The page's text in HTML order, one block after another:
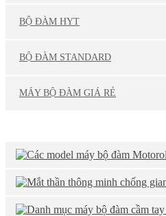
BỘ ĐÀM HYT
BỘ ĐÀM STANDARD
MÁY BỘ ĐÀM GIÁ RẺ